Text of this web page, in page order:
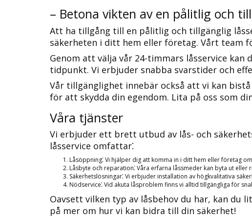
– Betona vikten av en pålitlig och
Att ha tillgång till en pålitlig och tillgänglig
säkerheten i ditt hem eller företag.​ Vårt team
Genom att välja vår 24-timmars låsservice
tidpunkt.​ Vi erbjuder snabba svarstider och
Vår tillgänglighet innebär också att vi kan
för att skydda din egendom. Lita på oss som
Våra tjänster
Vi erbjuder ett brett utbud av lås- och
låsservice omfattar⁚
Låsöppning⁚ Vi hjälper dig att komma in i ditt hem eller företag
Låsbyte och reparation⁚ Våra erfarna låssmeder kan byta ut
Säkerhetslösningar⁚ Vi erbjuder installation av högkvalitativa
Nödservice⁚ Vid akuta låsproblem finns vi alltid tillgängliga för
Oavsett vilken typ av låsbehov du har, kan
på mer om hur vi kan bidra till din säkerhet!